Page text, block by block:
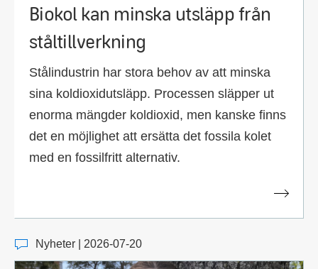
Biokol kan minska utsläpp från
ståltillverkning
Stålindustrin har stora behov av att minska
sina koldioxidutsläpp. Processen släpper ut
enorma mängder koldioxid, men kanske finns
det en möjlighet att ersätta det fossila kolet
med en fossilfritt alternativ.
Nyheter | 2026-07-20